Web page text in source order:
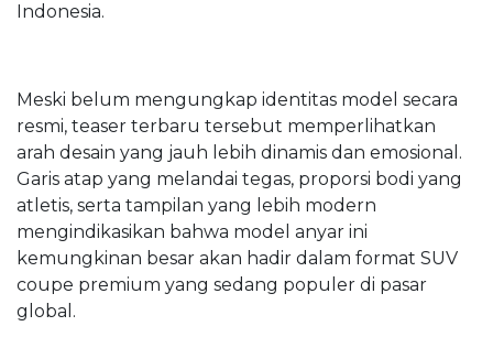
Indonesia.
Meski belum mengungkap identitas model secara
resmi, teaser terbaru tersebut memperlihatkan
arah desain yang jauh lebih dinamis dan emosional.
Garis atap yang melandai tegas, proporsi bodi yang
atletis, serta tampilan yang lebih modern
mengindikasikan bahwa model anyar ini
kemungkinan besar akan hadir dalam format SUV
coupe premium yang sedang populer di pasar
global.